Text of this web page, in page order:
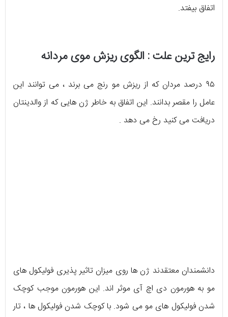
اتفاق بیفتد.
رایج ترین علت : الگوی ریزش موی مردانه
۹۵ درصد مردان که از ریزش مو رنج می برند ، می توانند این
عامل را مقصر بدانند. این اتفاق به خاطر ژن هایی که از والدینتان
دریافت می کنید رخ می دهد .
دانشمندان معتقدند ژن ها روی میزان تاثیر پذیری فولیکول های
مو به هورمون دی اچ آی موثر اند. این هورمون موجب کوچک
شدن فولیکول های مو می شود. با کوچک شدن فولیکول ها ، تار